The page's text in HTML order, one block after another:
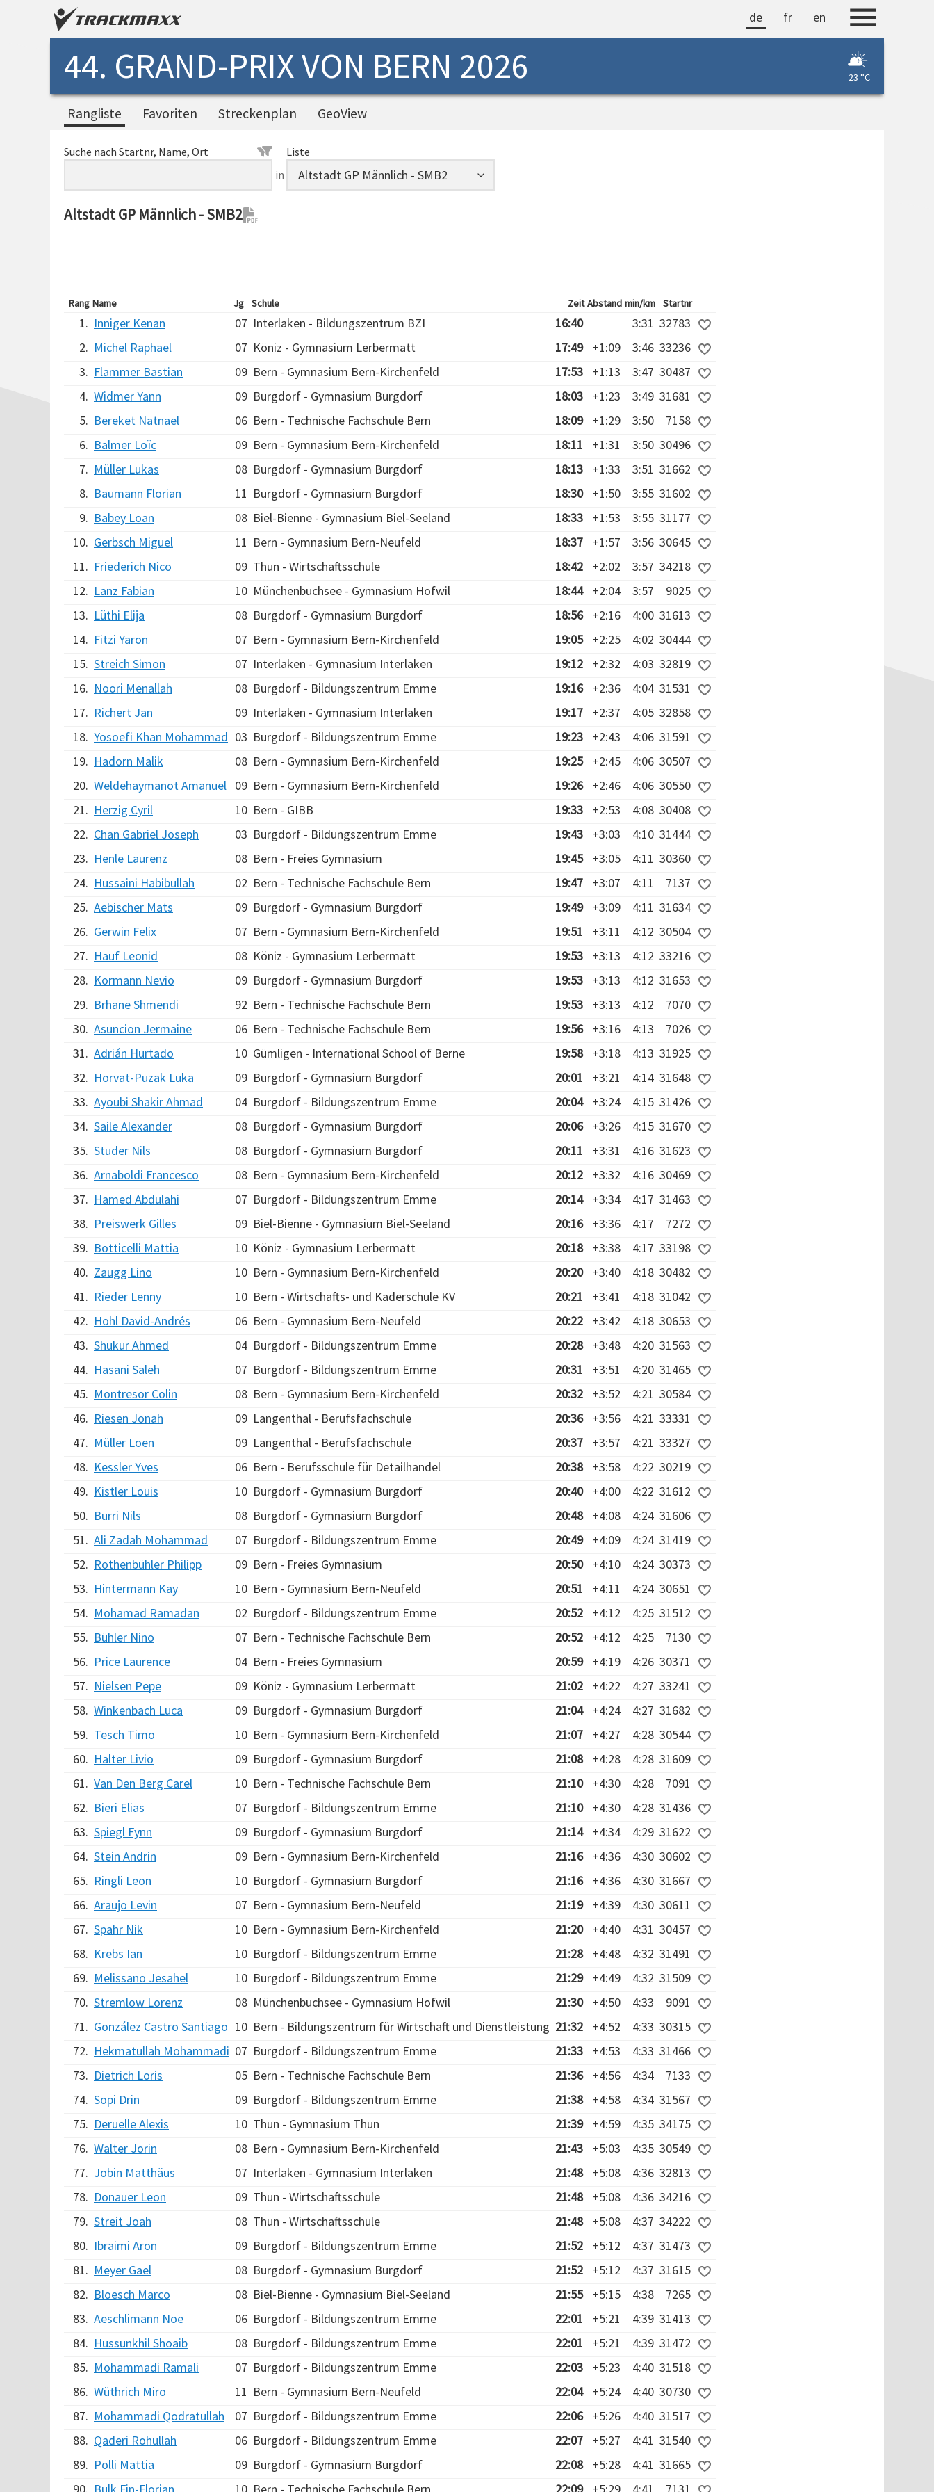
de fr en
44. GRAND-PRIX VON BERN 2026 23 °C
Rangliste Favoriten Streckenplan GeoView
Suche nach Startnr, Name, Ort
in
Liste
Altstadt GP Männlich - SMB2
Rang Name Jg Schule Zeit Abstand min/km Startnr
1. Inniger Kenan 07 Interlaken - Bildungszentrum BZI 16:40 3:31 32783
2. Michel Raphael 07 Köniz - Gymnasium Lerbermatt 17:49 +1:09 3:46 33236
3. Flammer Bastian 09 Bern - Gymnasium Bern-Kirchenfeld 17:53 +1:13 3:47 30487
4. Widmer Yann 09 Burgdorf - Gymnasium Burgdorf 18:03 +1:23 3:49 31681
5. Bereket Natnael 06 Bern - Technische Fachschule Bern 18:09 +1:29 3:50
7158
6. Balmer Loïc 09 Bern - Gymnasium Bern-Kirchenfeld 18:11 +1:31 3:50 30496
7. Müller Lukas 08 Burgdorf - Gymnasium Burgdorf 18:13 +1:33 3:51 31662
8. Baumann Florian 11 Burgdorf - Gymnasium Burgdorf 18:30 +1:50 3:55 31602
9. Babey Loan 08 Biel-Bienne - Gymnasium Biel-Seeland 18:33 +1:53 3:55 31177
10. Gerbsch Miguel 11 Bern - Gymnasium Bern-Neufeld 18:37 +1:57 3:56 30645
11. Friederich Nico 09 Thun - Wirtschaftsschule 18:42 +2:02 3:57 34218
12. Lanz Fabian 10 Münchenbuchsee - Gymnasium Hofwil 18:44 +2:04 3:57
9025
13. Lüthi Elija 08 Burgdorf - Gymnasium Burgdorf 18:56 +2:16 4:00 31613
14. Fitzi Yaron 07 Bern - Gymnasium Bern-Kirchenfeld 19:05 +2:25 4:02 30444
15. Streich Simon 07 Interlaken - Gymnasium Interlaken 19:12 +2:32 4:03 32819
16. Noori Menallah 08 Burgdorf - Bildungszentrum Emme 19:16 +2:36 4:04 31531
17. Richert Jan 09 Interlaken - Gymnasium Interlaken 19:17 +2:37 4:05 32858
18. Yosoefi Khan Mohammad 03 Burgdorf - Bildungszentrum Emme 19:23 +2:43 4:06 31591
19. Hadorn Malik 08 Bern - Gymnasium Bern-Kirchenfeld 19:25 +2:45 4:06 30507
20. Weldehaymanot Amanuel 09 Bern - Gymnasium Bern-Kirchenfeld 19:26 +2:46 4:06 30550
21. Herzig Cyril 10 Bern - GIBB 19:33 +2:53 4:08 30408
22. Chan Gabriel Joseph 03 Burgdorf - Bildungszentrum Emme 19:43 +3:03 4:10 31444
23. Henle Laurenz 08 Bern - Freies Gymnasium 19:45 +3:05 4:11 30360
24. Hussaini Habibullah 02 Bern - Technische Fachschule Bern 19:47 +3:07 4:11
7137
25. Aebischer Mats 09 Burgdorf - Gymnasium Burgdorf 19:49 +3:09 4:11 31634
26. Gerwin Felix 07 Bern - Gymnasium Bern-Kirchenfeld 19:51 +3:11 4:12 30504
27. Hauf Leonid 08 Köniz - Gymnasium Lerbermatt 19:53 +3:13 4:12 33216
28. Kormann Nevio 09 Burgdorf - Gymnasium Burgdorf 19:53 +3:13 4:12 31653
29. Brhane Shmendi 92 Bern - Technische Fachschule Bern 19:53 +3:13 4:12
7070
30. Asuncion Jermaine 06 Bern - Technische Fachschule Bern 19:56 +3:16 4:13
7026
31. Adrián Hurtado 10 Gümligen - International School of Berne 19:58 +3:18 4:13 31925
32. Horvat-Puzak Luka 09 Burgdorf - Gymnasium Burgdorf 20:01 +3:21 4:14 31648
33. Ayoubi Shakir Ahmad 04 Burgdorf - Bildungszentrum Emme 20:04 +3:24 4:15 31426
34. Saile Alexander 08 Burgdorf - Gymnasium Burgdorf 20:06 +3:26 4:15 31670
35. Studer Nils 08 Burgdorf - Gymnasium Burgdorf 20:11 +3:31 4:16 31623
36. Arnaboldi Francesco 08 Bern - Gymnasium Bern-Kirchenfeld 20:12 +3:32 4:16 30469
37. Hamed Abdulahi 07 Burgdorf - Bildungszentrum Emme 20:14 +3:34 4:17 31463
38. Preiswerk Gilles 09 Biel-Bienne - Gymnasium Biel-Seeland 20:16 +3:36 4:17
7272
39. Botticelli Mattia 10 Köniz - Gymnasium Lerbermatt 20:18 +3:38 4:17 33198
40. Zaugg Lino 10 Bern - Gymnasium Bern-Kirchenfeld 20:20 +3:40 4:18 30482
41. Rieder Lenny 10 Bern - Wirtschafts- und Kaderschule KV 20:21 +3:41 4:18 31042
42. Hohl David-Andrés 06 Bern - Gymnasium Bern-Neufeld 20:22 +3:42 4:18 30653
43. Shukur Ahmed 04 Burgdorf - Bildungszentrum Emme 20:28 +3:48 4:20 31563
44. Hasani Saleh 07 Burgdorf - Bildungszentrum Emme 20:31 +3:51 4:20 31465
45. Montresor Colin 08 Bern - Gymnasium Bern-Kirchenfeld 20:32 +3:52 4:21 30584
46. Riesen Jonah 09 Langenthal - Berufsfachschule 20:36 +3:56 4:21 33331
47. Müller Loen 09 Langenthal - Berufsfachschule 20:37 +3:57 4:21 33327
48. Kessler Yves 06 Bern - Berufsschule für Detailhandel 20:38 +3:58 4:22 30219
49. Kistler Louis 10 Burgdorf - Gymnasium Burgdorf 20:40 +4:00 4:22 31612
50. Burri Nils 08 Burgdorf - Gymnasium Burgdorf 20:48 +4:08 4:24 31606
51. Ali Zadah Mohammad 07 Burgdorf - Bildungszentrum Emme 20:49 +4:09 4:24 31419
52. Rothenbühler Philipp 09 Bern - Freies Gymnasium 20:50 +4:10 4:24 30373
53. Hintermann Kay 10 Bern - Gymnasium Bern-Neufeld 20:51 +4:11 4:24 30651
54. Mohamad Ramadan 02 Burgdorf - Bildungszentrum Emme 20:52 +4:12 4:25 31512
55. Bühler Nino 07 Bern - Technische Fachschule Bern 20:52 +4:12 4:25
7130
56. Price Laurence 04 Bern - Freies Gymnasium 20:59 +4:19 4:26 30371
57. Nielsen Pepe 09 Köniz - Gymnasium Lerbermatt 21:02 +4:22 4:27 33241
58. Winkenbach Luca 09 Burgdorf - Gymnasium Burgdorf 21:04 +4:24 4:27 31682
59. Tesch Timo 10 Bern - Gymnasium Bern-Kirchenfeld 21:07 +4:27 4:28 30544
60. Halter Livio 09 Burgdorf - Gymnasium Burgdorf 21:08 +4:28 4:28 31609
61. Van Den Berg Carel 10 Bern - Technische Fachschule Bern 21:10 +4:30 4:28
7091
62. Bieri Elias 07 Burgdorf - Bildungszentrum Emme 21:10 +4:30 4:28 31436
63. Spiegl Fynn 09 Burgdorf - Gymnasium Burgdorf 21:14 +4:34 4:29 31622
64. Stein Andrin 09 Bern - Gymnasium Bern-Kirchenfeld 21:16 +4:36 4:30 30602
65. Ringli Leon 10 Burgdorf - Gymnasium Burgdorf 21:16 +4:36 4:30 31667
66. Araujo Levin 07 Bern - Gymnasium Bern-Neufeld 21:19 +4:39 4:30 30611
67. Spahr Nik 10 Bern - Gymnasium Bern-Kirchenfeld 21:20 +4:40 4:31 30457
68. Krebs Ian 10 Burgdorf - Bildungszentrum Emme 21:28 +4:48 4:32 31491
69. Melissano Jesahel 10 Burgdorf - Bildungszentrum Emme 21:29 +4:49 4:32 31509
70. Stremlow Lorenz 08 Münchenbuchsee - Gymnasium Hofwil 21:30 +4:50 4:33
9091
71. González Castro Santiago 10 Bern - Bildungszentrum für Wirtschaft und Dienstleistung 21:32 +4:52 4:33 30315
72. Hekmatullah Mohammadi 07 Burgdorf - Bildungszentrum Emme 21:33 +4:53 4:33 31466
73. Dietrich Loris 05 Bern - Technische Fachschule Bern 21:36 +4:56 4:34
7133
74. Sopi Drin 09 Burgdorf - Bildungszentrum Emme 21:38 +4:58 4:34 31567
75. Deruelle Alexis 10 Thun - Gymnasium Thun 21:39 +4:59 4:35 34175
76. Walter Jorin 08 Bern - Gymnasium Bern-Kirchenfeld 21:43 +5:03 4:35 30549
77. Jobin Matthäus 07 Interlaken - Gymnasium Interlaken 21:48 +5:08 4:36 32813
78. Donauer Leon 09 Thun - Wirtschaftsschule 21:48 +5:08 4:36 34216
79. Streit Joah 08 Thun - Wirtschaftsschule 21:48 +5:08 4:37 34222
80. Ibraimi Aron 09 Burgdorf - Bildungszentrum Emme 21:52 +5:12 4:37 31473
81. Meyer Gael 08 Burgdorf - Gymnasium Burgdorf 21:52 +5:12 4:37 31615
82. Bloesch Marco 08 Biel-Bienne - Gymnasium Biel-Seeland 21:55 +5:15 4:38
7265
83. Aeschlimann Noe 06 Burgdorf - Bildungszentrum Emme 22:01 +5:21 4:39 31413
84. Hussunkhil Shoaib 08 Burgdorf - Bildungszentrum Emme 22:01 +5:21 4:39 31472
85. Mohammadi Ramali 07 Burgdorf - Bildungszentrum Emme 22:03 +5:23 4:40 31518
86. Wüthrich Miro 11 Bern - Gymnasium Bern-Neufeld 22:04 +5:24 4:40 30730
87. Mohammadi Qodratullah 07 Burgdorf - Bildungszentrum Emme 22:06 +5:26 4:40 31517
88. Qaderi Rohullah 06 Burgdorf - Bildungszentrum Emme 22:07 +5:27 4:41 31540
89. Polli Mattia 09 Burgdorf - Gymnasium Burgdorf 22:08 +5:28 4:41 31665